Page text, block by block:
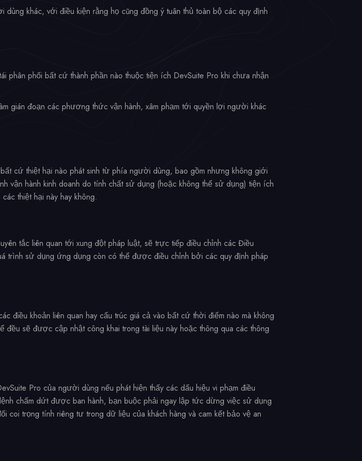
khác, với điều kiện rằng họ cũng đồng ý tuân thủ toàn bộ các quy định
phân phối bất cứ thành phần nào thuộc tiện ích DevSuite Pro khi chưa nhận
gián đoạn các phương thức vận hành, xâm phạm tới quyền lợi người khác
cứ thiệt hại nào phát sinh từ phía người dùng, bao gồm nhưng không giới
vận hành kinh doanh do tính chất sử dụng (hoặc không thể sử dụng) tiện ích
thiệt hại này hay không.
tắc liên quan tới xung đột pháp luật, sẽ trực tiếp điều chỉnh các Điều
trình sử dụng ứng dụng còn có thể được điều chỉnh bởi các quy định pháp
điều khoản liên quan hay cấu trúc giá cả vào bất cứ thời điểm nào mà không
sẽ được cập nhật công khai trong tài liệu này hoặc thông qua các thông
Pro của người dùng nếu phát hiện thấy các dấu hiệu vi phạm điều
chấm dứt được ban hành, bạn buộc phải ngay lập tức dừng việc sử dụng
coi trọng tính riêng tư trong dữ liệu của khách hàng và cam kết bảo vệ an